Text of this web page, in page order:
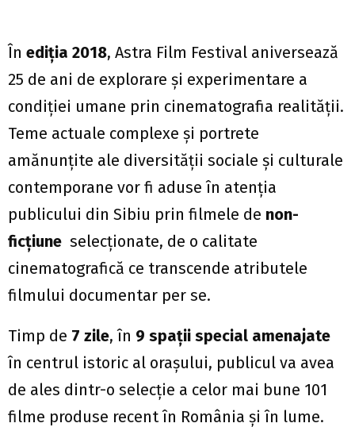
În ediția 2018, Astra Film Festival aniversează
25 de ani de explorare și experimentare a
condiției umane prin cinematografia realității.
Teme actuale complexe și portrete
amănunțite ale diversității sociale și culturale
contemporane vor fi aduse în atenția
publicului din Sibiu prin filmele de non-
ficțiune selecționate, de o calitate
cinematografică ce transcende atributele
filmului documentar per se.
Timp de 7 zile, în 9 spații special amenajate
în centrul istoric al orașului, publicul va avea
de ales dintr-o selecție a celor mai bune 101
filme produse recent în România și în lume.